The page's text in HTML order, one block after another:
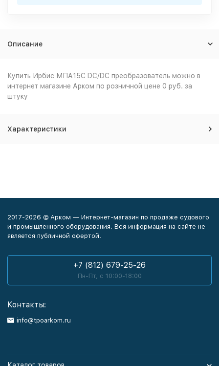
Описание
Купить Ирбис МПА15С DC/DC преобразователь можно в
интернет магазине Арком по розничной цене 0 руб. за
штуку
Характеристики
2017-2026 © Арком — Интернет-магазин по продаже судового
и промышленного оборудования. Вся информация на сайте не
является публичной офертой.
+7 (812) 679-25-26
Пн-Пт, с 10:00-18:00
Контакты:
info@tpoarkom.ru